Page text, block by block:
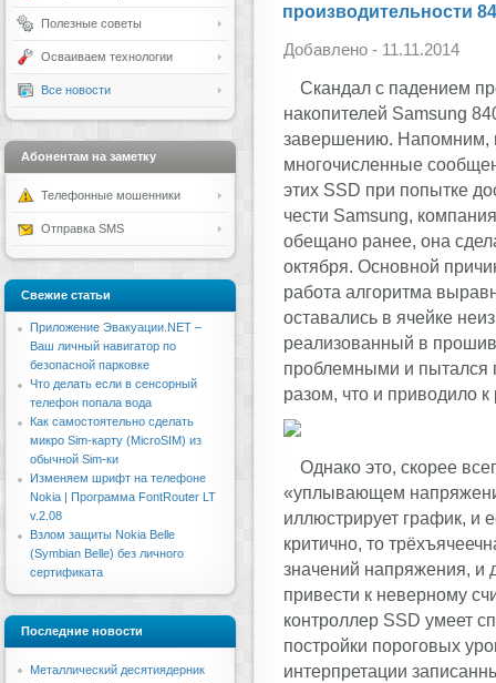
производительности
Добавлено - 11.11.2014
Скандал с падением
накопителей Samsung
завершению. Напомним,
многочисленные
этих SSD при попытке
чести Samsung,
обещано ранее, она
октября. Основной
работа алгоритма
оставались в ячейке
реализованный в
проблемными и пытался
разом, что и приводило
Однако это, скорее
«уплывающем
иллюстрирует график, и
критично, то
значений напряжения, и
привести к неверному
контроллер SSD умеет
постройки пороговых
интерпретации
Полезные советы
Осваиваем технологии
Все новости
Абонентам на заметку
Телефонные мошенники
Отправка SMS
Свежие статьи
Приложение Эвакуации.NET –
Ваш личный навигатор по
безопасной парковке
Что делать если в сенсорный
телефон попала вода
Как самостоятельно сделать
микро Sim-карту (MicroSIM) из
обычной Sim-ки
Изменяем шрифт на телефоне
Nokia | Программа FontRouter LT
v.2.08
Взлом защиты Nokia Belle
(Symbian Belle) без личного
сертификата
Последние новости
Металлический десятиядерник